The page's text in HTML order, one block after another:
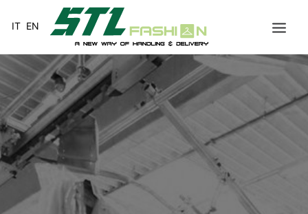
IT EN
HOME
MISSION
VALORE AGGIUNTO
SERVIZI
CAPO APPESO